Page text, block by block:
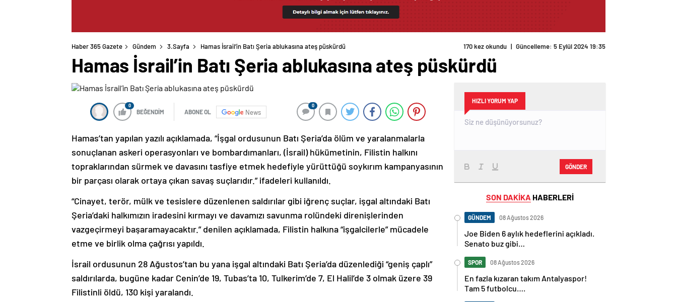
Haber 365 Gazete Gündem 3.Sayfa Hamas İsrail’in Batı Şeria ablukasına ateş püskürdü 170 kez okundu | Güncelleme: 5 Eylül 2024 19:35
Hamas İsrail’in Batı Şeria ablukasına ateş püskürdü
0
BEĞENDİM ABONE OL News
0
Hamas’tan yapılan yazılı açıklamada, “İşgal ordusunun Batı Şeria’da ölüm ve yaralanmalarla
sonuçlanan askeri operasyonları ve bombardımanları, (İsrail) hükümetinin, Filistin halkını
topraklarından sürmek ve davasını tasfiye etmek hedefiyle yürüttüğü soykırım kampanyasının
bir parçası olarak ortaya çıkan savaş suçlarıdır.” ifadeleri kullanıldı.
“Cinayet, terör, mülk ve tesislere düzenlenen saldırılar gibi iğrenç suçlar, işgal altındaki Batı
Şeria’daki halkımızın iradesini kırmayı ve davamızı savunma rolündeki direnişlerinden
vazgeçirmeyi başaramayacaktır.” denilen açıklamada, Filistin halkına “işgalcilerle” mücadele
etme ve birlik olma çağrısı yapıldı.
İsrail ordusunun 28 Ağustos’tan bu yana işgal altındaki Batı Şeria’da düzenlediği “geniş çaplı”
saldırılarda, bugüne kadar Cenin’de 19, Tubas’ta 10, Tulkerim’de 7, El Halil’de 3 olmak üzere 39
Filistinli öldü, 130 kişi yaralandı.
HIZLI YORUM YAP
GÖNDER
SON DAKİKA HABERLERİ
GÜNDEM 08 Ağustos 2026
Joe Biden 6 aylık hedeflerini açıkladı.
Senato buz gibi…
SPOR 08 Ağustos 2026
En fazla kızaran takım Antalyaspor!
Tam 5 futbolcu….